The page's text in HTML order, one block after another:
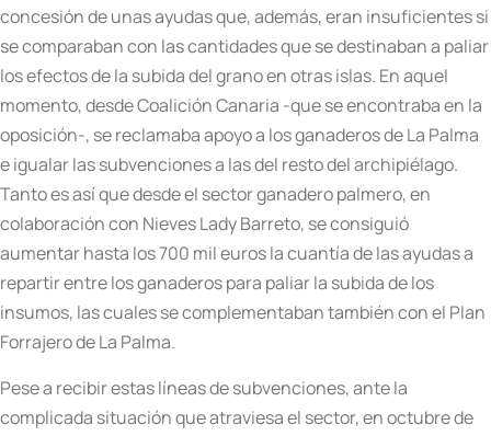
concesión de unas ayudas que, además, eran insuficientes si
se comparaban con las cantidades que se destinaban a paliar
los efectos de la subida del grano en otras islas. En aquel
momento, desde Coalición Canaria -que se encontraba en la
oposición-, se reclamaba apoyo a los ganaderos de La Palma
e igualar las subvenciones a las del resto del archipiélago.
Tanto es así que desde el sector ganadero palmero, en
colaboración con Nieves Lady Barreto, se consiguió
aumentar hasta los 700 mil euros la cuantía de las ayudas a
repartir entre los ganaderos para paliar la subida de los
insumos, las cuales se complementaban también con el Plan
Forrajero de La Palma.
Pese a recibir estas líneas de subvenciones, ante la
complicada situación que atraviesa el sector, en octubre de